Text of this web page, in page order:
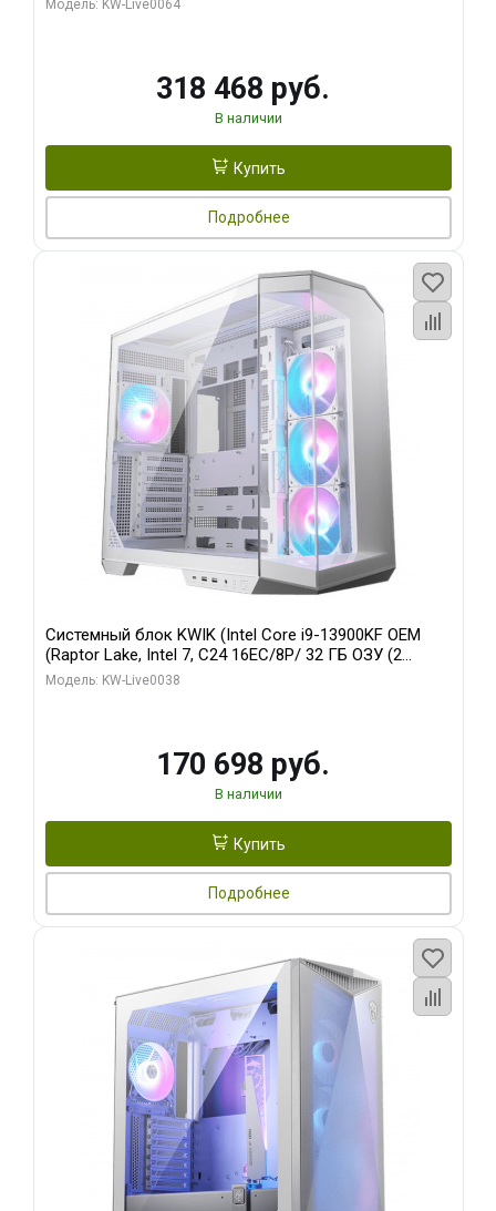
Модель: KW-Live0064
318 468 руб.
В наличии
Купить
Подробнее
Системный блок KWIK (Intel Core i9-13900KF OEM
(Raptor Lake, Intel 7, C24 16EC/8P/ 32 ГБ ОЗУ (2
модуля)/ Gigabyte RX9070XT GAMING OC 16GB GDDR6
Модель: KW-Live0038
170 698 руб.
В наличии
Купить
Подробнее